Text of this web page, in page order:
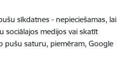
sīkdatnes - nepieciešamas, lai
sociālajos medijos vai skatīt
pušu saturu, piemēram, Google